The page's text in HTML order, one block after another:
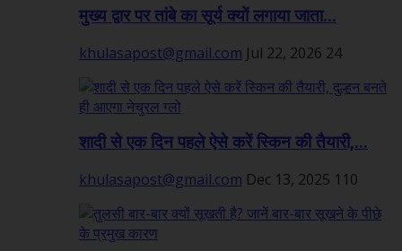
मुख्य द्वार पर तांबे का सूर्य क्यों लगाया जाता...
khulasapost@gmail.com Jul 22, 2026 24
शादी से एक दिन पहले ऐसे करें स्किन की तैयारी,...
khulasapost@gmail.com Dec 13, 2025 110